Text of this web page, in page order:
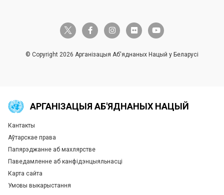
twitter-x facebook-finstagramflickr youtube
© Copyright 2026 Арганізацыя Аб'яднаных Нацый у Беларусі
АРГАНІЗАЦЫЯ АБ'ЯДНАНЫХ НАЦЫЙ
Global U.N. menu
Кантакты
Аўтарскае права
Папярэджанне аб махлярстве
Паведамленне аб канфідэнцыяльнасці
Карта сайта
Умовы выкарыстання